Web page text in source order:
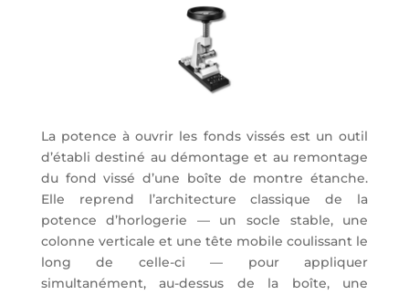
La potence à ouvrir les fonds vissés est un outil
d’établi destiné au démontage et au remontage
du fond vissé d’une boîte de montre étanche.
Elle reprend l’architecture classique de la
potence d’horlogerie — un socle stable, une
colonne verticale et une tête mobile coulissant le
long de celle-ci — pour appliquer
simultanément, au-dessus de la boîte, une